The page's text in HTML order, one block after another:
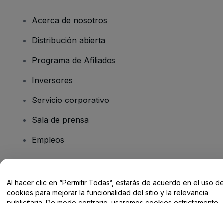
Acerca de nosotros
Distribución abierta
Programa de Afiliados
Inversores
Servicio corporativo
Sala de prensa
Empleos
Centro de Ayuda / Contacto
Al hacer clic en “Permitir Todas”, estarás de acuerdo en el uso
cookies para mejorar la funcionalidad del sitio y la relevancia